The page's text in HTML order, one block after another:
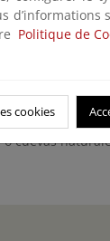
28 y 35
entre 3 y 6
desarrollados.
durante la
aves. Puede
peligro para
y bosques,
cuevas
d’informations
Politique de
cookies